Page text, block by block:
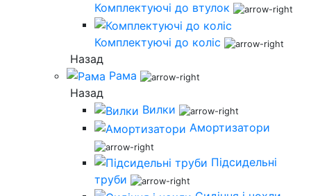
Комплектуючі до втулок
Комплектуючі до коліс
Назад
Рама
Назад
Вилки
Амортизатори
Підсидельні
труби